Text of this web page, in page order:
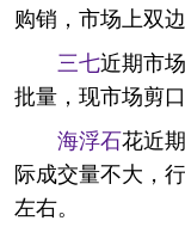
购销，市场上双
三七近期市
批量，现市场剪
海浮石花近
际成交量不大，
左右。